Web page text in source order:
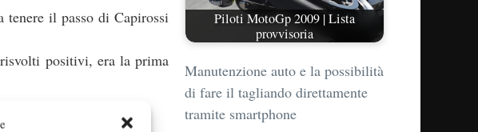
tenere il passo di Capirossi
positivi, era la prima
Piloti MotoGp 2009 | Lista
provvisoria
Manutenzione auto e la possibilità
di fare il tagliando direttamente
tramite smartphone